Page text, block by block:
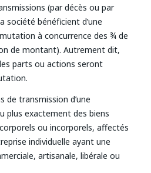
(par décès ou par
société bénéficient d’une
à concurrence des ¾ de
de montant). Autrement dit,
parts ou actions seront
de transmission d’une
plus exactement des biens
ou incorporels, affectés
individuelle ayant une
artisanale, libérale ou